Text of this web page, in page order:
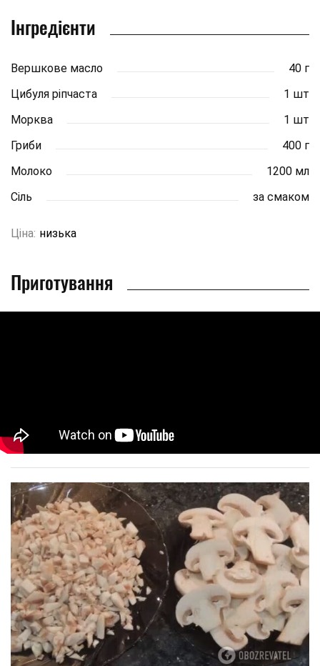
Інгредієнти
Вершкове масло
40 г
Цибуля ріпчаста
1 шт
Морква
1 шт
Гриби
400 г
Молоко
1200 мл
Сіль
за смаком
Ціна: низька
Приготування